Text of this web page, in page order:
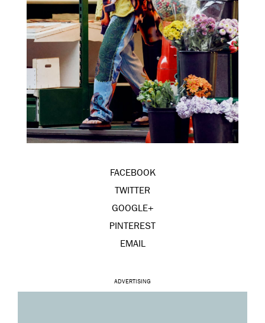
FACEBOOK
TWITTER
GOOGLE+
PINTEREST
EMAIL
ADVERTISING